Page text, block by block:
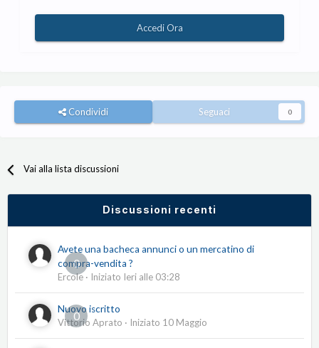
Accedi Ora
Condividi Seguaci 0
Vai alla lista discussioni
Discussioni recenti
0
Avete una bacheca annunci o un mercatino di
compra-vendita ?
Ercole · Iniziato Ieri alle 03:28
0
Nuovo iscritto
Vittorio Aprato · Iniziato 10 Maggio